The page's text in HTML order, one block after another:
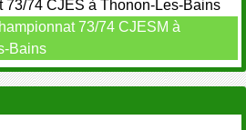
73/74 CJES à Thonon-Les-Bains
73/74 CJESM à
Bains